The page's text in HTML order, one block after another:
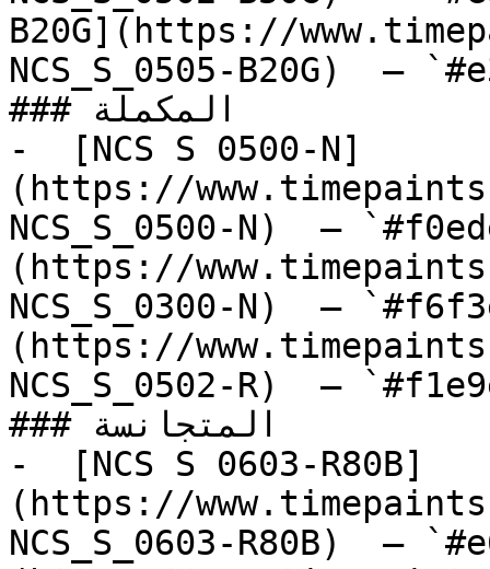
B20G](https://
NCS_S_0505-B20G)  —
### المكملة
-  [NCS S 0500-N]
(https://
NCS_S_0500-N)  —
(https://
NCS_S_0300-N)  —
(https://
NCS_S_0502-R)  —
### المتجانسة
-  [NCS S 0603-R80B]
(https://
NCS_S_0603-R80B)  —